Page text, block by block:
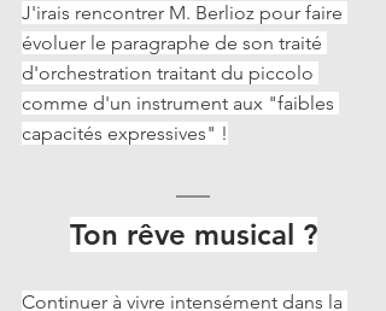
J'irais rencontrer M. Berlioz pour faire
évoluer le paragraphe de son traité
d'orchestration traitant du piccolo
comme d'un instrument aux "faibles
capacités expressives" !
Ton rêve musical ?
Continuer à vivre intensément dans la